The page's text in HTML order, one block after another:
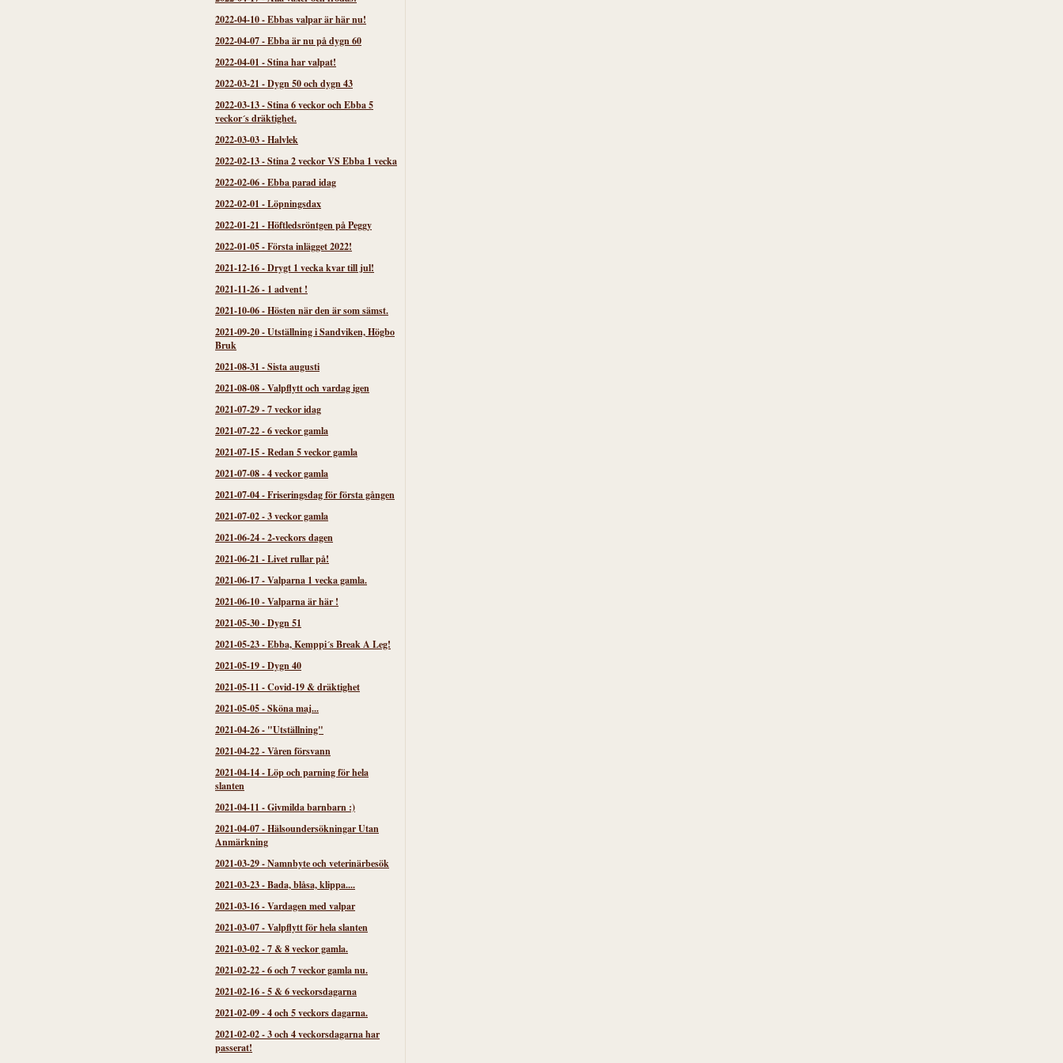
2022-04-10-Ebbas valpar är här nu!
2022-04-07-Ebba är nu på dygn 60
2022-04-01 -Stina har valpat!
2022-03-21 -Dygn 50 och dygn 43
2022-03-13-Stina 6 veckor och Ebba 5
veckor´s dräktighet.
2022-03-03-Halvlek
2022-02-13-Stina 2 veckor VS Ebba 1 vecka
2022-02-06-Ebba parad idag
2022-02-01 -Löpningsdax
2022-01-21 -Höftledsröntgen på Peggy
2022-01-05-Första inlägget 2022!
2021-12-16-Drygt 1 vecka kvar till jul!
2021-11-26- 1 advent !
2021-10-06-Hösten när den är som sämst.
2021-09-20-Utställning i Sandviken, Högbo
Bruk
2021-08-31 -Sista augusti
2021-08-08-Valpflytt och vardag igen
2021-07-29-7 veckor idag
2021-07-22-6 veckor gamla
2021-07-15-Redan 5 veckor gamla
2021-07-08-4 veckor gamla
2021-07-04-Friseringsdag för första gången
2021-07-02-3 veckor gamla
2021-06-24-2-veckors dagen
2021-06-21 -Livet rullar på!
2021-06-17-Valparna 1 vecka gamla.
2021-06-10-Valparna är här !
2021-05-30-Dygn 51
2021-05-23-Ebba, Kemppi´s Break A Leg!
2021-05-19-Dygn 40
2021-05-11 -Covid-19 & dräktighet
2021-05-05-Sköna maj...
2021-04-26- "Utställning"
2021-04-22-Våren försvann
2021-04-14-Löp och parning för hela
slanten
2021-04-11 -Givmilda barnbarn :)
2021-04-07-Hälsoundersökningar Utan
Anmärkning
2021-03-29-Namnbyte och veterinärbesök
2021-03-23-Bada, blåsa, klippa....
2021-03-16-Vardagen med valpar
2021-03-07-Valpflytt för hela slanten
2021-03-02-7 & 8 veckor gamla.
2021-02-22-6 och 7 veckor gamla nu.
2021-02-16-5 & 6 veckorsdagarna
2021-02-09-4 och 5 veckors dagarna.
2021-02-02-3 och 4 veckorsdagarna har
passerat!